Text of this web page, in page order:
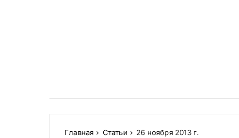
Главная Статьи 26 ноября 2013 г.